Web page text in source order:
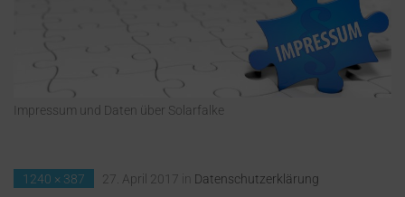
Impressum und Daten über Solarfalke
1240 × 387 27. April 2017 in Datenschutzerklärung